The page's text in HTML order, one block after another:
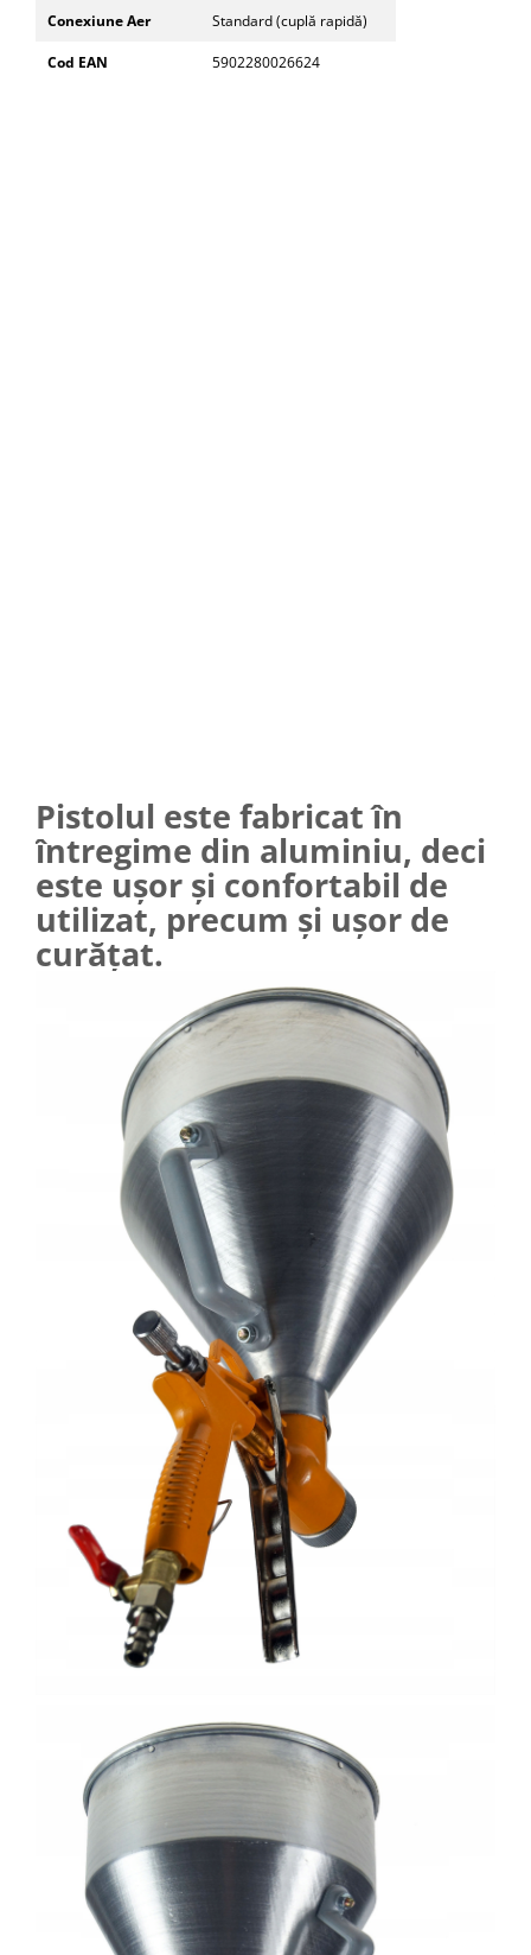
Conexiune Aer Standard (cuplă rapidă)
Cod EAN 5902280026624
Pistolul este fabricat în
întregime din aluminiu, deci
este ușor și confortabil de
utilizat, precum și ușor de
curățat.